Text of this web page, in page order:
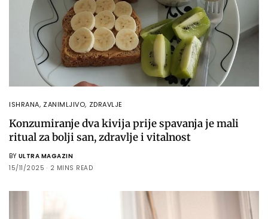
ISHRANA, ZANIMLJIVO, ZDRAVLJE
Konzumiranje dva kivija prije spavanja je mali
ritual za bolji san, zdravlje i vitalnost
BY ULTRA MAGAZIN
15/11/2025
2 MINS READ